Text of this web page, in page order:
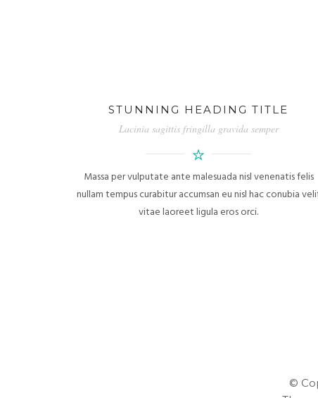
STUNNING HEADING TITLE
Lacinia sagittis fringilla gravida semper
Massa per vulputate ante malesuada nisl venenatis felis
nullam tempus curabitur accumsan eu nisl hac conubia
vitae laoreet ligula eros orci.
©